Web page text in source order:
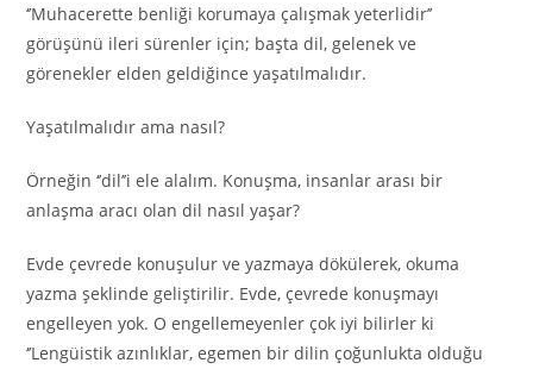
‘’Muhacerette benliği korumaya çalışmak yeterlidir’’
görüşünü ileri sürenler için; başta dil, gelenek ve
görenekler elden geldiğince yaşatılmalıdır.
Yaşatılmalıdır ama nasıl?
Örneğin ‘’dil’’i ele alalım. Konuşma, insanlar arası bir
anlaşma aracı olan dil nasıl yaşar?
Evde çevrede konuşulur ve yazmaya dökülerek, okuma
yazma şeklinde geliştirilir. Evde, çevrede konuşmayı
engelleyen yok. O engellemeyenler çok iyi bilirler ki
‘’Lengüistik azınlıklar, egemen bir dilin çoğunlukta olduğu